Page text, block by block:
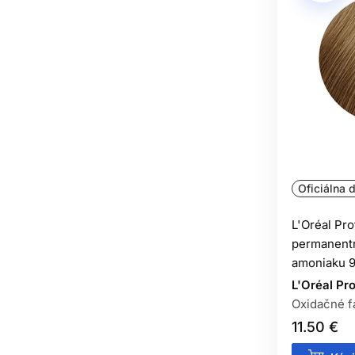
Oficiálna
L'Oréal
amoniaku
L'Oréal
Oxidačné
11.50 €